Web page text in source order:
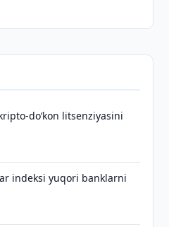
do‘kon litsenziyasini
indeksi yuqori banklarni